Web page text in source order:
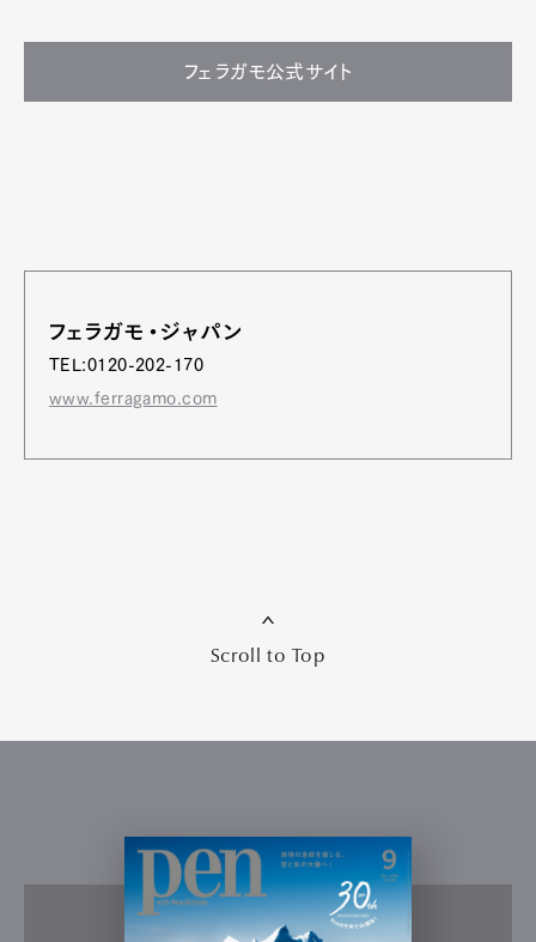
フェラガモ公式サイト
フェラガモ・ジャパン
TEL:0120-202-170
www.ferragamo.com
Scroll to Top